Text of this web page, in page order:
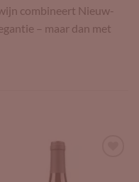
combineert Nieuw-
– maar dan met